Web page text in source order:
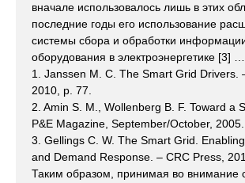
вначале использовалось лишь в этих
последние годы его использование
системы сбора и обработки
оборудования в электроэнергетике [3] …
1. Janssen M. C. The Smart Grid Drivers.
2010, p. 77.
2. Amin S. M., Wollenberg B. F. Toward a
P&E Magazine, September/October, 2005.
3. Gellings C. W. The Smart Grid.
and Demand Response. – CRC Press,
Таким образом, принимая во внимание